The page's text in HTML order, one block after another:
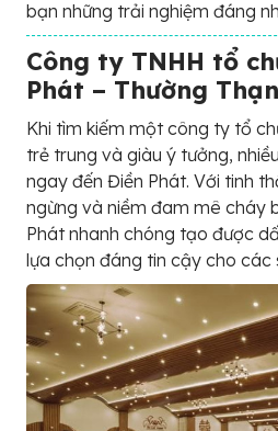
bạn những trải nghiệm đáng
Công ty TNHH tổ
Phát – Thường
Khi tìm kiếm một công ty tổ
trẻ trung và giàu ý tưởng,
ngay đến Điền Phát. Với tinh
ngừng và niềm đam mê cháy
Phát nhanh chóng tạo được
lựa chọn đáng tin cậy cho các